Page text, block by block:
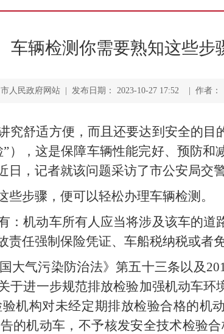
车辆检测你需要熟知这些步
人民政府网站 | 发布日期： 2023-10-27 17:52 | 作者：
究舒适方便，而且还要达到安全的
），这是保障车辆性能完好、预防
日，记者就该问题采访了市公安局交
步骤，便可以轻松办理车辆检测。
：机动车所有人应当将涉及该车的道
责任强制保险凭证、车船税纳税或者
大气污染防治法》第五十三条以及
于进一步规范排放检验加强机动车
机构对未经定期排放检验合格的机
的机动车，不予核发安全技术检验